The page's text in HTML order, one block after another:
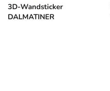
3D-Wandsticker
DALMATINER